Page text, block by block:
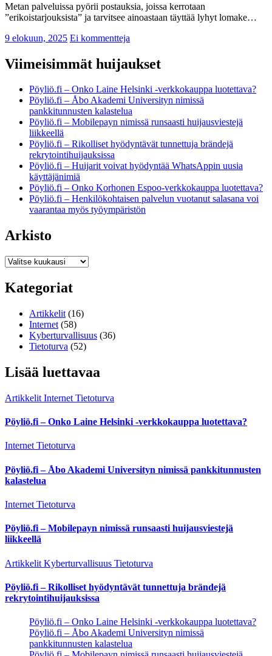
Metan palveluissa pyörii postauksia, joissa kerrotaan
”erikoistarjouksista” ja tarvitsee ainoastaan täyttää lyhyt lomake…
9 elokuun, 2025 Ei kommentteja
Viimeisimmät huijaukset
Pöyliö.fi – Onko Laine Helsinki -verkkokauppa luotettava?
Pöyliö.fi – Åbo Akademi Universityn nimissä
pankkitunnusten kalastelua
Pöyliö.fi – Mobilepayn nimissä runsaasti huijausviestejä
liikkeellä
Pöyliö.fi – Rikolliset hyödyntävät tunnettuja brändejä
rekrytointihuijauksissa
Pöyliö.fi – Huijarit voivat hyödyntää WhatsAppin uusia
käyttäjänimiä
Pöyliö.fi – Onko Korhonen Espoo-verkkokauppa luotettava?
Pöyliö.fi – Henkilökohtaisen palvelun vuotanut salasana voi
vaarantaa myös työympäristön
Arkisto
Arkisto
Kategoriat
Artikkelit (16)
Internet (58)
Kyberturvallisuus (36)
Tietoturva (52)
Lisää luettavaa
Artikkelit Internet Tietoturva
Pöyliö.fi – Onko Laine Helsinki -verkkokauppa luotettava?
InternetTietoturva
Pöyliö.fi – Åbo Akademi Universityn nimissä pankkitunnusten
kalastelua
Internet Tietoturva
Pöyliö.fi – Mobilepayn nimissä runsaasti huijausviestejä
liikkeellä
Artikkelit Kyberturvallisuus Tietoturva
Pöyliö.fi – Rikolliset hyödyntävät tunnettuja brändejä
rekrytointihuijauksissa
Pöyliö.fi – Onko Laine Helsinki -verkkokauppa luotettava?
Pöyliö.fi – Åbo Akademi Universityn nimissä
pankkitunnusten kalastelua